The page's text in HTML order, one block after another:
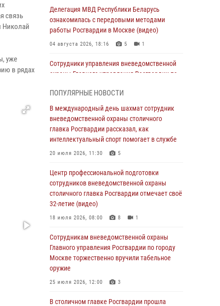
связь
Николай
уже
в рядах
Делегация МВД Республики Беларусь
ознакомилась с передовыми методами
работы Росгвардии в Москве (видео)
04 августа 2026, 18:16 5 1
Сотрудники управления вневедомственной
охраны Главного управления Росгвардии по
чемпионате столичного главка ведомства по
самбо и боевому самбо (ВИДЕО)
04 августа 2026, 14:00 5 1
В Москве росгвардейцы задержали
подозреваемого в нападении на охранника
04 августа 2026, 08:00 1
На востоке Москвы сотрудники Росгвардии
задержали мужчину, находящегося в
федеральном розыске (видео)
Московские росгвардейцы пришли на
помощь семье, у которой сломался
автомобиль на проезжей части (Видео)
02 августа 2026, 10:00
На Поклонной горе росгвардейцы
ПОПУЛЯРНЫЕ НОВОСТИ
В международный день шахмат сотрудник
вневедомственной охраны столичного
главка Росгвардии рассказал, как
интеллектуальный спорт помогает в службе
20 июля 2026, 11:30 5
Центр профессиональной подготовки
сотрудников вневедомственной охраны
столичного главка Росгвардии отмечает своё
32-летие (видео)
18 июля 2026, 08:00 8 1
Сотрудникам вневедомственной охраны
Главного управления Росгвардии по городу
Москве торжественно вручили табельное
оружие
25 июля 2026, 12:00 3
В столичном главке Росгвардии прошла